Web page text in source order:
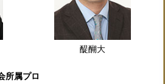
醍醐大
所属プロ